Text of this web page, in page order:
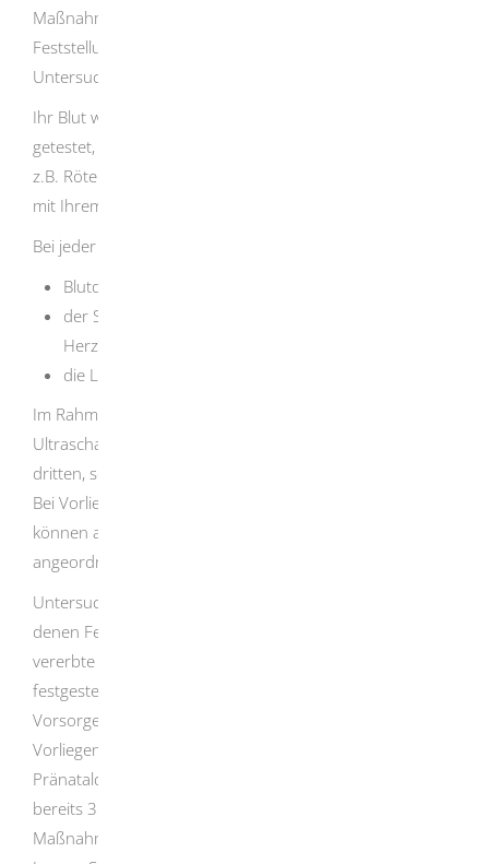
Maßnahmen getroffen (z.B. Blutdruckmessung,
Feststellung des Körpergewichts, Urinuntersuchung und
Untersuchung auf Blutarmut).
Ihr Blut wird auf verschiedene Infektionskrankheiten hin
getestet, die Ihrem Kind gefährlich werden könnten, wie
z.B. Röteln. Ein HIV-Test wird Ihnen angeboten, aber nur
mit Ihrem Einverständnis durchgeführt.
Bei jeder Vorsorgeuntersuchung werden
Blutdruck, Gewicht und Urin kontrolliert,
der Stand der Gebärmutter und die kindliche
Herzaktion kontrolliert und
die Lage des Kindes festgestellt.
Im Rahmen der Schwangerschaftsvorsorge sind drei
Ultraschalluntersuchungen vorgesehen: in der Regel im
dritten, sechsten und achten Schwangerschaftsmonat.
Bei Vorliegen bestimmter Risiken oder Komplikationen
können auch häufigere Ultraschalluntersuchungen
angeordnet werden.
Untersuchungen im Rahmen der Pränataldiagnostik, mit
denen Fehlbildungen des Fötus, Infektionen, familiär
vererbte Krankheiten und Chromosomenanomalien
festgestellt werden, gehören nicht zu den regelmäßigen
Vorsorgeuntersuchungen. Der Arzt muss Sie bei
Vorliegen bestimmter Risiken auf die Möglichkeiten der
Pränataldiagnostik hinweisen, beispielsweise wenn Sie
bereits 35 Jahre oder älter sind. Die Entscheidung über
Maßnahmen der Pränataldiagnostik liegt bei Ihnen.